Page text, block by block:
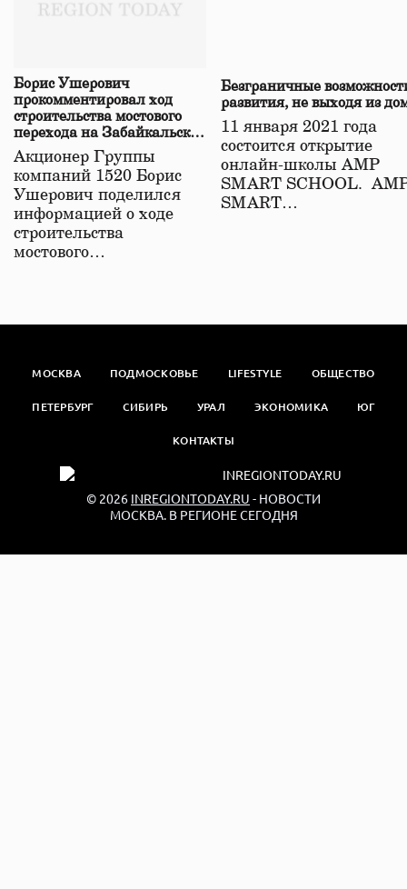
Борис Ушерович
прокомментировал ход
строительства мостового
перехода на Забайкальской
железной дороге
Акционер Группы
компаний 1520 Борис
Ушерович поделился
информацией о ходе
строительства
мостового…
Безграничные
развития, не выходя из
11 января 2021 года
состоится открытие
онлайн-школы АМР
SMART SCHOOL.
SMART…
МОСКВА ПОДМОСКОВЬЕ LIFESTYLE ОБЩЕСТВО
ПЕТЕРБУРГ СИБИРЬ УРАЛ ЭКОНОМИКА ЮГ
КОНТАКТЫ
© 2026 INREGIONTODAY.RU - НОВОСТИ
МОСКВА. В РЕГИОНЕ СЕГОДНЯ